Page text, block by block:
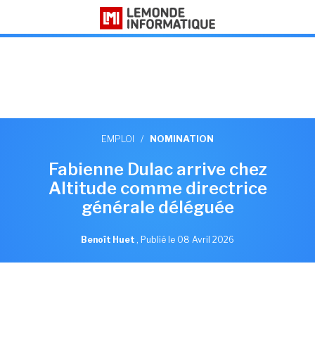
EMPLOI / NOMINATION
Fabienne Dulac arrive chez
Altitude comme directrice
générale déléguée
Benoît Huet , Publié le 08 Avril 2026